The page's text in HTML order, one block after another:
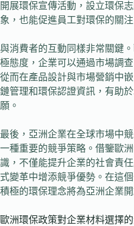
開展環保宣傳活動，設立環保
象，也能促進員工對環保的關注
與消費者的互動同樣非常關鍵
極態度，企業可以通過市場調
從而在產品設計與市場營銷中
鏈管理和環保認證資訊，有助
願。
最後，亞洲企業在全球市場中
一種重要的競爭策略。借鑒歐
識，不僅能提升企業的社會責
式變革中增添競爭優勢。在這
積極的環保理念將為亞洲企業
歐洲環保政策對企業材料選擇